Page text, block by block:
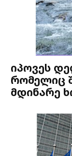
იპოვეს
რომელიც
მდინარე